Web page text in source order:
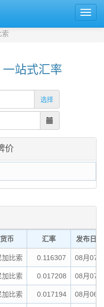
索
站式汇率
选择
价
币 汇率 发布日期
加比索 0.116307 08月07日
加比索 0.017208 08月07日
加比索 0.017194 08月06日